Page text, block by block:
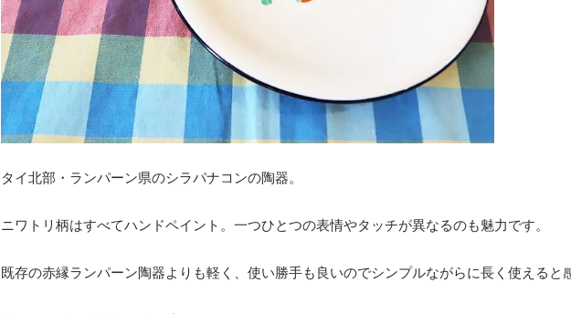
タイ北部・ランパーン県のシラパナコンの陶器。
ニワトリ柄はすべてハンドペイント。一つひとつの表情やタッチが異なるのも魅力です。
既存の赤縁ランパーン陶器よりも軽く、使い勝手も良いのでシンプルながらに長く使えると